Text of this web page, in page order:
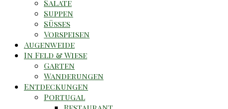
Salate
Suppen
Süsses
Vorspeisen
Augenweide
In Feld & Wiese
Garten
Wanderungen
Entdeckungen
Portugal